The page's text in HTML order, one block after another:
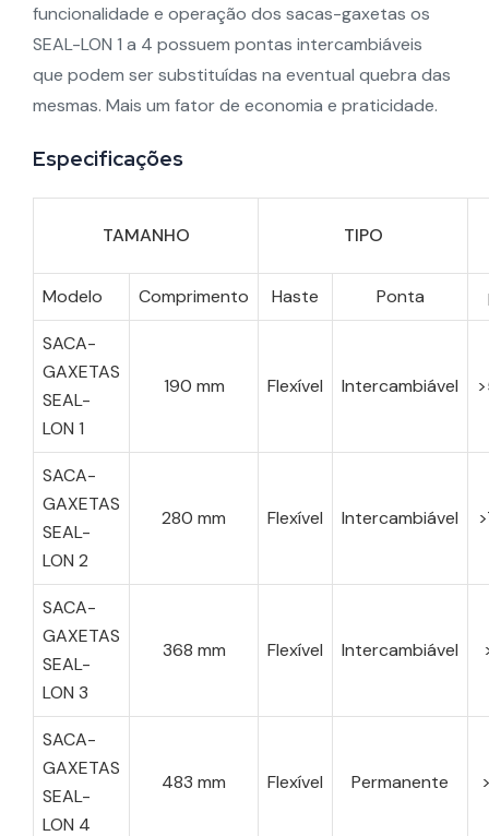
funcionalidade e operação dos sacas-gaxetas os
SEAL-LON 1 a 4 possuem pontas intercambiáveis
que podem ser substituídas na eventual quebra das
mesmas. Mais um fator de economia e praticidade.
Especificações
TAMANHO TIPO
Modelo Comprimento Haste Ponta
SACA-
GAXETAS
SEAL-
LON 1
190 mm Flexível Intercambiável
SACA-
GAXETAS
SEAL-
LON 2
280 mm Flexível Intercambiável
SACA-
GAXETAS
SEAL-
LON 3
368 mm Flexível Intercambiável
SACA-
GAXETAS
SEAL-
LON 4
483 mm Flexível Permanente